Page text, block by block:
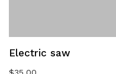
Electric saw